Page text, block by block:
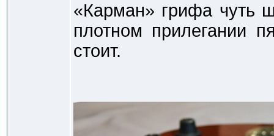
«Карман» грифа чуть
плотном прилегании
стоит.